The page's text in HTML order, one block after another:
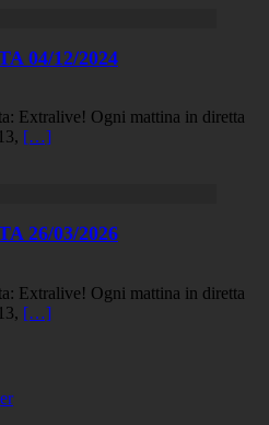
04/12/2024
Extralive! Ogni mattina in diretta
[…]
26/03/2026
Extralive! Ogni mattina in diretta
[…]